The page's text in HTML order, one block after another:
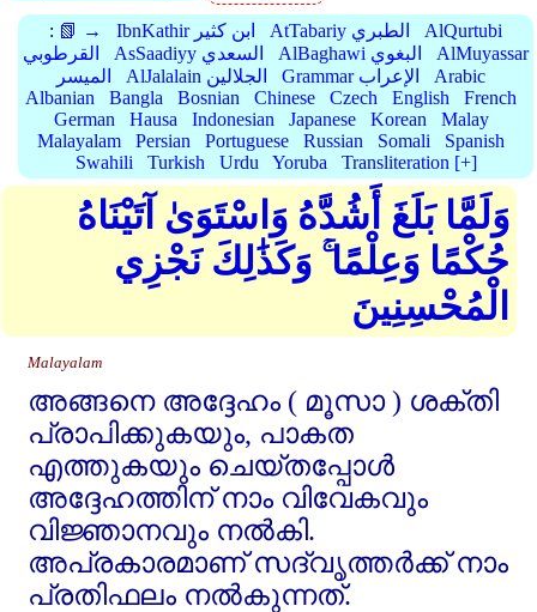
: 📗 → IbnKathir ابن كثير AtTabariy الطبري
AlQurtubi
القرطوبي
AsSaadiyy السعدي AlBaghawi البغوي
AlMuyassar
الميسر
AlJalalain الجلالين Grammar الإعراب
Arabic
Albanian
Bangla Bosnian Chinese Czech English
French
German
Hausa Indonesian Japanese Korean
Malay
Malayalam
Persian Portuguese Russian Somali
Spanish
Swahili
Turkish Urdu Yoruba Transliteration [+]
وَلَمَّا بَلَغَ أَشُدَّهُ وَاسْتَوَىٰ آتَيْنَاهُ
حُكْمًا وَعِلْمًا ۚ وَكَذَٰلِكَ نَجْزِي
الْمُحْسِنِينَ
Malayalam
അങ്ങനെ അദ്ദേഹം ( മൂസാ ) ശക്തി
പ്രാപിക്കുകയും, പാകത
എത്തുകയും ചെയ്തപ്പോള്‍
അദ്ദേഹത്തിന്‌ നാം വിവേകവും
വിജ്ഞാനവും നല്‍കി.
അപ്രകാരമാണ്‌ സദ്‌വൃത്തര്‍ക്ക്‌ നാം
പ്രതിഫലം നല്‍കുന്നത്‌.